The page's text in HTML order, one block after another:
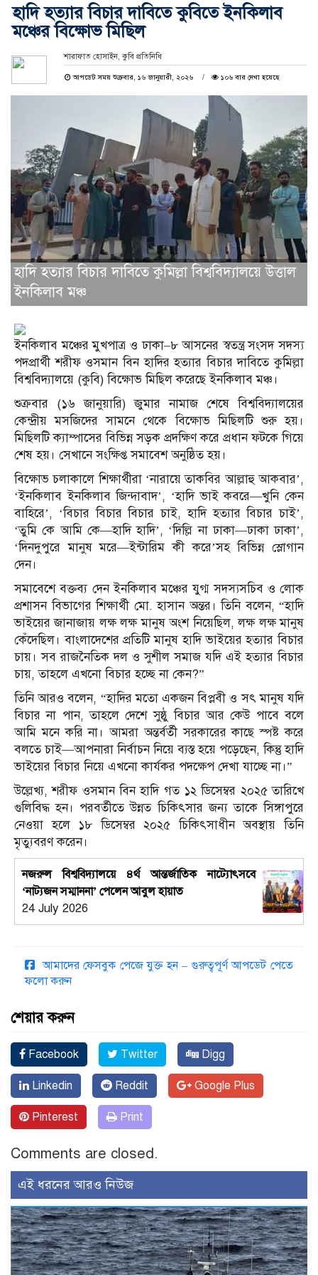
হাদি হত্যার বিচার দাবিতে কুবিতে ইনকিলাব
মঞ্চের বিক্ষোভ মিছিল
শারাফাত হোসাইন, ‎কুবি প্রতিনিধি
আপডেট সময় শুক্রবার, ১৬ জানুয়ারী, ২০২৬ ১০৬ বার দেখা হয়েছে
হাদি হত্যার বিচার দাবিতে কুমিল্লা বিশ্ববিদ্যালয়ে উত্তাল
ইনকিলাব মঞ্চ
ইনকিলাব মঞ্চের মুখপাত্র ও ঢাকা–৮ আসনের স্বতন্ত্র সংসদ সদস্য
পদপ্রার্থী শরীফ ওসমান বিন হাদির হত্যার বিচার দাবিতে কুমিল্লা
বিশ্ববিদ্যালয়ে (কুবি) বিক্ষোভ মিছিল করেছে ইনকিলাব মঞ্চ।
শুক্রবার (১৬ জানুয়ারি) জুমার নামাজ শেষে বিশ্ববিদ্যালয়ের
কেন্দ্রীয় মসজিদের সামনে থেকে বিক্ষোভ মিছিলটি শুরু হয়।
মিছিলটি ক্যাম্পাসের বিভিন্ন সড়ক প্রদক্ষিণ করে প্রধান ফটকে গিয়ে
শেষ হয়। সেখানে সংক্ষিপ্ত সমাবেশ অনুষ্ঠিত হয়।
বিক্ষোভ চলাকালে শিক্ষার্থীরা ‘নারায়ে তাকবির আল্লাহু আকবার’,
‘ইনকিলাব ইনকিলাব জিন্দাবাদ’, ‘হাদি ভাই কবরে—খুনি কেন
বাহিরে’, ‘বিচার বিচার বিচার চাই, হাদি হত্যার বিচার চাই’,
‘তুমি কে আমি কে—হাদি হাদি’, ‘দিল্লি না ঢাকা—ঢাকা ঢাকা’,
‘দিনদুপুরে মানুষ মরে—ইন্টারিম কী করে’সহ বিভিন্ন স্লোগান
দেন।
সমাবেশে বক্তব্য দেন ইনকিলাব মঞ্চের যুগ্ম সদস্যসচিব ও লোক
প্রশাসন বিভাগের শিক্ষার্থী মো. হাসান অন্তর। তিনি বলেন, “হাদি
ভাইয়ের জানাজায় লক্ষ লক্ষ মানুষ অংশ নিয়েছিল, লক্ষ লক্ষ মানুষ
কেঁদেছিল। বাংলাদেশের প্রতিটি মানুষ হাদি ভাইয়ের হত্যার বিচার
চায়। সব রাজনৈতিক দল ও সুশীল সমাজ যদি এই হত্যার বিচার
চায়, তাহলে এখনো বিচার হচ্ছে না কেন?”
তিনি আরও বলেন, “হাদির মতো একজন বিপ্লবী ও সৎ মানুষ যদি
বিচার না পান, তাহলে দেশে সুষ্ঠু বিচার আর কেউ পাবে বলে
আমি মনে করি না। আমরা অন্তর্বর্তী সরকারের কাছে স্পষ্ট করে
বলতে চাই—আপনারা নির্বাচন নিয়ে ব্যস্ত হয়ে পড়েছেন, কিন্তু হাদি
ভাইয়ের বিচার নিয়ে এখনো কার্যকর পদক্ষেপ দেখা যাচ্ছে না।”
উল্লেখ্য, শরীফ ওসমান বিন হাদি গত ১২ ডিসেম্বর ২০২৫ তারিখে
গুলিবিদ্ধ হন। পরবর্তীতে উন্নত চিকিৎসার জন্য তাকে সিঙ্গাপুরে
নেওয়া হলে ১৮ ডিসেম্বর ২০২৫ চিকিৎসাধীন অবস্থায় তিনি
মৃত্যুবরণ করেন।
নজরুল বিশ্ববিদ্যালয়ে ৪র্থ আন্তর্জাতিক নাট্যোৎসবে
‘নাট্যজন সম্মাননা’ পেলেন আবুল হায়াত
24 July 2026
আমাদের ফেসবুক পেজে যুক্ত হন – গুরুত্বপূর্ণ আপডেট পেতে
ফলো করুন
শেয়ার করুন
Facebook Twitter Digg
Linkedin Reddit Google Plus
Pinterest Print
Comments are closed.
এই ধরনের আরও নিউজ